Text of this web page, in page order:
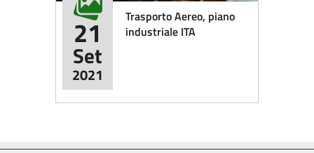
Trasporto Aereo, piano
industriale ITA
21
Set
2021